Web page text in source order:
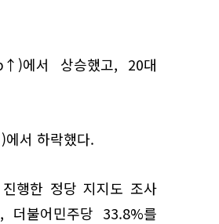
에서 상승했고, 20대
서 하락했다.
행한 정당 지지도 조사
불어민주당 33.8%를